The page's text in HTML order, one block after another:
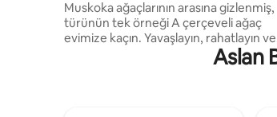
Muskoka ağaçlarının arasına gizlenmiş,
türünün tek örneği A çerçeveli ağaç
evimize kaçın. Yavaşlayın, rahatlayın ve
kışın güzelliğinin tadını çıkarın. Akşamları
şöminenin yanında geçirin, jakuzide
Aslan